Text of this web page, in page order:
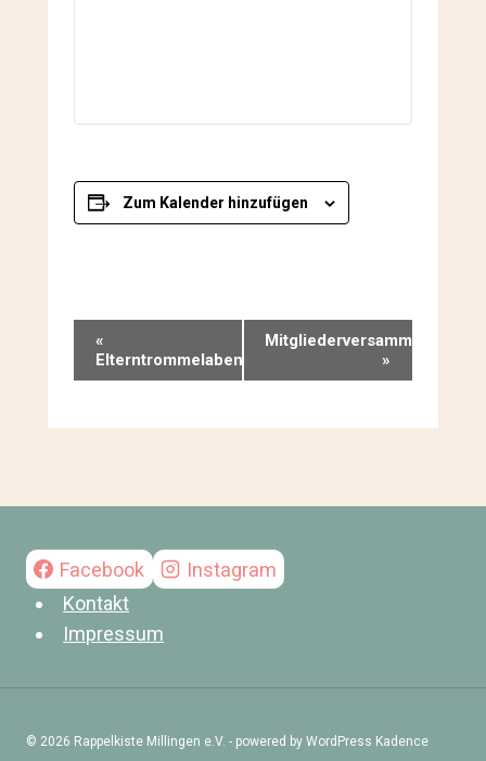
Zum Kalender hinzufügen
Veranstaltung-
«
Elterntrommelabend
Mitgliederversammlung
»
Facebook
Instagram
Kontakt
Impressum
© 2026 Rappelkiste Millingen e.V. - powered by WordPress Kadence